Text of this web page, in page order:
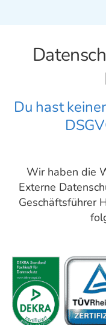
Du hast
Wir haben die
Externe
Geschäftsführer